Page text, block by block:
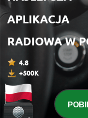
55
Piotr Kuczyński:
27 mar 2024
54 - Powrót 5 proc.
20 mar 2024
Grzegorz
zbytu w Afryce,
Polski
13 mar 2024